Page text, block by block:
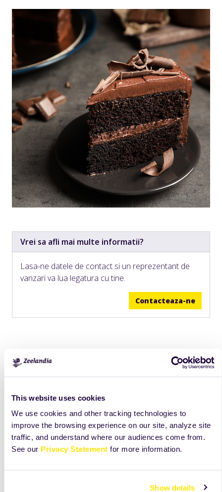
This website uses cookies
We use cookies and other tracking technologies to
improve the browsing experience on our site, analyze site
traffic, and understand where our audiences come from.
See our Privacy Statement for more information.
Show details
Vrei sa afli mai multe informatii?
Lasa-ne datele de contact si un reprezentant de
vanzari va lua legatura cu tine.
Contacteaza-ne
Retete